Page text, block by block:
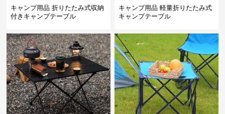
キャンプ用品 折りたたみ式収納
付きキャンプテーブル
キャンプ用品 軽量折りたたみ式
キャンプテーブル